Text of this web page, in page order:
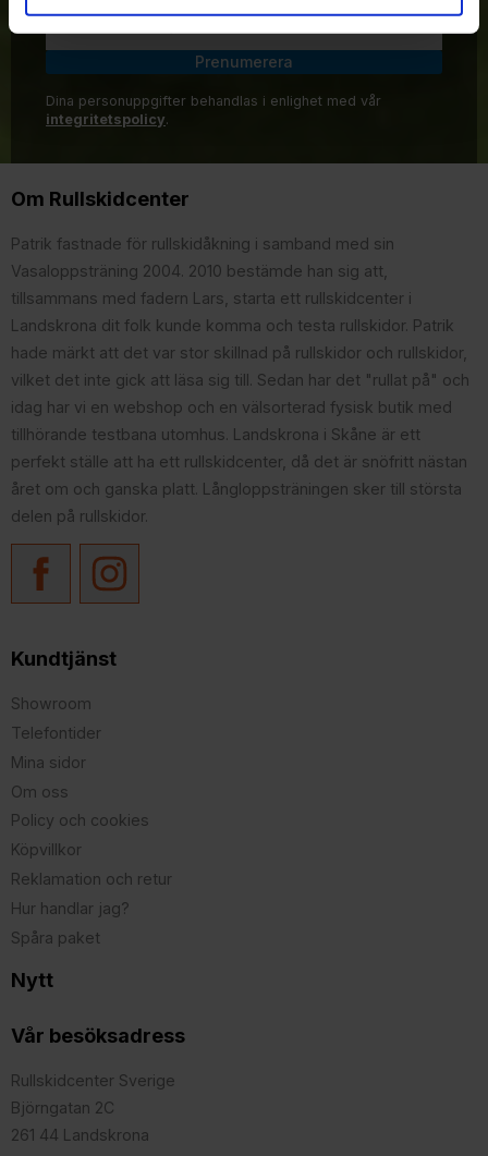
Prenumerera
Dina personuppgifter behandlas i enlighet med vår
integritetspolicy.
Om Rullskidcenter
Patrik fastnade för rullskidåkning i samband med sin
Vasaloppsträning 2004. 2010 bestämde han sig att,
tillsammans med fadern Lars, starta ett rullskidcenter i
Landskrona dit folk kunde komma och testa rullskidor. Patrik
hade märkt att det var stor skillnad på rullskidor och rullskidor,
vilket det inte gick att läsa sig till. Sedan har det "rullat på" och
idag har vi en webshop och en välsorterad fysisk butik med
tillhörande testbana utomhus. Landskrona i Skåne är ett
perfekt ställe att ha ett rullskidcenter, då det är snöfritt nästan
året om och ganska platt. Långloppsträningen sker till största
delen på rullskidor.
Kundtjänst
Showroom
Telefontider
Mina sidor
Om oss
Policy och cookies
Köpvillkor
Reklamation och retur
Hur handlar jag?
Spåra paket
Nytt
Vår besöksadress
Rullskidcenter Sverige
Björngatan 2C
261 44 Landskrona